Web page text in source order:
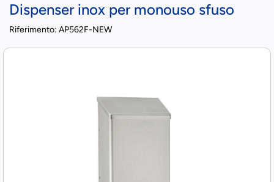
Dispenser inox per monouso sfuso
Riferimento: AP562F-NEW